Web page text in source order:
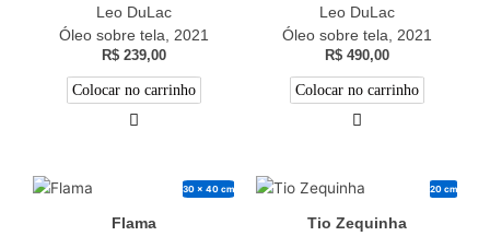
Leo DuLac
Óleo sobre tela, 2021
R$239,00
Colocar no carrinho
Leo DuLac
Óleo sobre tela, 2021
R$490,00
Colocar no carrinho
30 x 40 cm
Flama
20 cm
Tio Zequinha